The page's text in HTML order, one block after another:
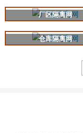
厂区隔离网
仓库隔离网